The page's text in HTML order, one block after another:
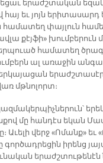
ե­րաժշ­տա­կան ե­զա­կի
հայ եւ յոյն
հա­մա­տեղ փայ­լուն
քէյ­ֆի»
հա­մա­տեղ
ալ ա­ռա­ջին
մթնո­լորտ։
մը հան­դէս ե­կան
Ա­ւե­լի վերջ «Ո­մանք» եւ
գոր­ծադ­րե­ցին ի­րենց
ե­րաժշ­տու­թե­նէն